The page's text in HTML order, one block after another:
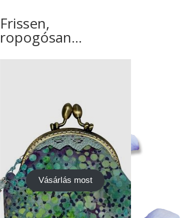
Frissen,
ropogósan...
Vásárlás most